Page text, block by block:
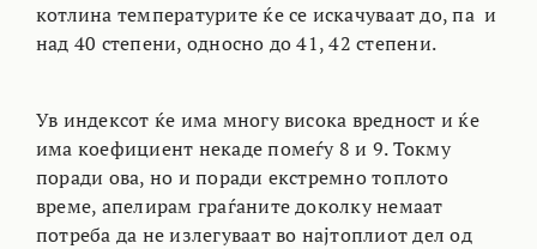
котлина температурите ќе се искачуваат до, па и
над 40 степени, односно до 41, 42 степени.
Ув индексот ќе има многу висока вредност и ќе
има коефициент некаде помеѓу 8 и 9. Токму
поради ова, но и поради екстремно топлото
време, апелирам граѓаните доколку немаат
потреба да не излегуваат во најтоплиот дел од